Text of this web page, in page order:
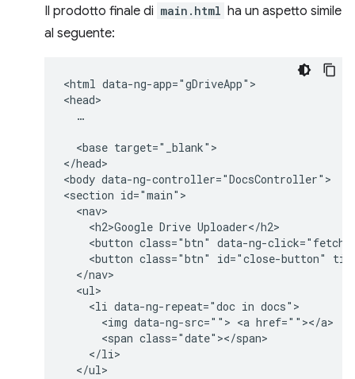
Il prodotto finale di main.html ha un aspetto simile
al seguente:
<html data-ng-app="gDriveApp">
<head>
  …
  <base target="_blank">
</head>
<body data-ng-controller="DocsController">
<section id="main">
  <nav>
    <h2>Google Drive Uploader</h2>
<button class="btn" data-ng-
<button class="btn" id="close-button"
  </nav>
  <ul>
    <li data-ng-repeat="doc in docs">
      <img data-ng-src=""> <a href=""></a>
      <span class="date"></span>
    </li>
  </ul>